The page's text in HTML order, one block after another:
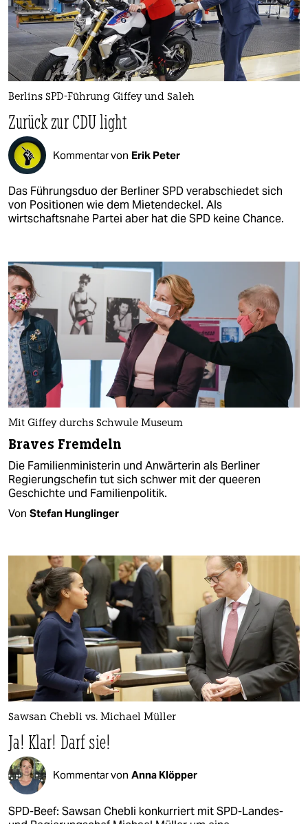
Berlins SPD-Führung Giffey und Saleh
Zurück zur CDU light
Kommentar von Erik Peter
Das Führungsduo der Berliner SPD verabschiedet sich
von Positionen wie dem Mietendeckel. Als
wirtschaftsnahe Partei aber hat die SPD keine Chance.
Mit Giffey durchs Schwule Museum
Braves Fremdeln
Die Familienministerin und Anwärterin als Berliner
Regierungschefin tut sich schwer mit der queeren
Geschichte und Familienpolitik.
Von Stefan Hunglinger
Sawsan Chebli vs. Michael Müller
Ja! Klar! Darf sie!
Kommentar von Anna Klöpper
SPD-Beef: Sawsan Chebli konkurriert mit SPD-Landes-